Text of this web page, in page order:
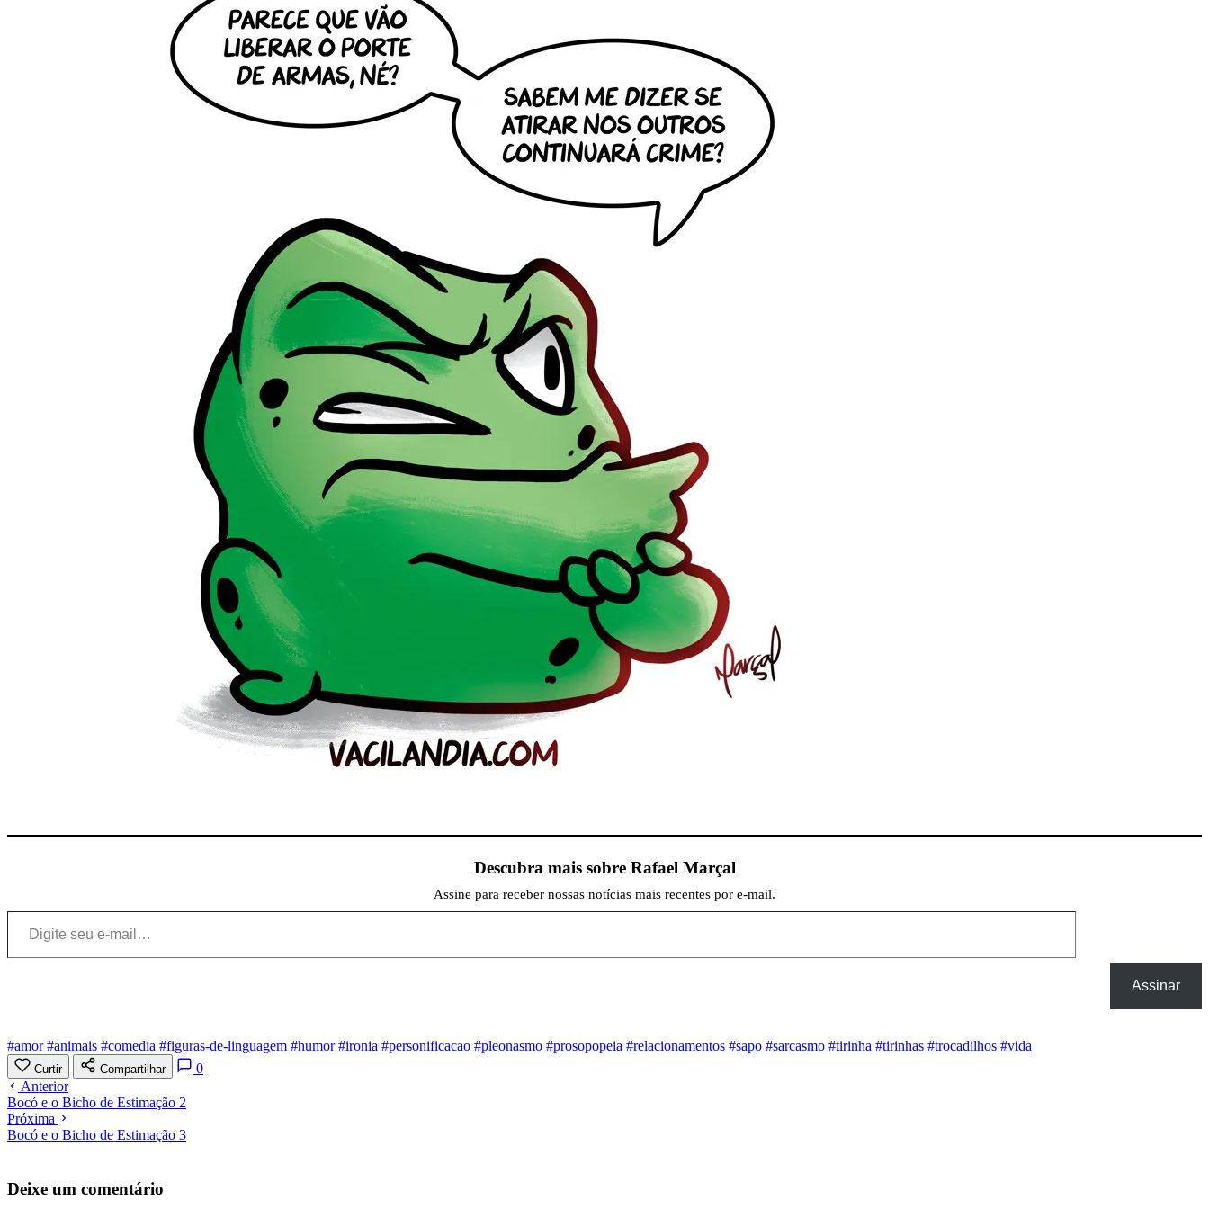
Descubra mais sobre Rafael Marçal
Assine para receber nossas notícias mais recentes por e-mail.
Digite seu e-mail…
Assinar
#amor#animais #comedia #figuras-de-linguagem #humor#ironia #personificacao #pleonasmo #prosopopeia #relacionamentos #sapo #sarcasmo #tirinha #tirinhas #trocadilhos #vida
Curtir Compartilhar
0
Anterior
Bocó e o Bicho de Estimação 2
Próxima
Bocó e o Bicho de Estimação 3
Deixe um comentário